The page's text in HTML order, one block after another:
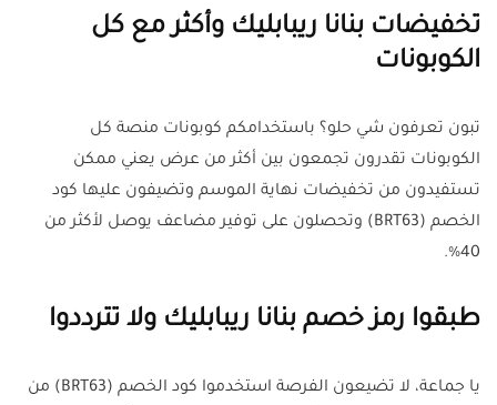
تخفيضات بنانا ريبابليك وأكثر مع كل
الكوبونات
تبون تعرفون شي حلو؟ باستخدامكم كوبونات منصة كل
الكوبونات تقدرون تجمعون بين أكثر من عرض يعني ممكن
تستفيدون من تخفيضات نهاية الموسم وتضيفون عليها كود
الخصم (BRT63) وتحصلون على توفير مضاعف يوصل لأكثر من
40%.
طبقوا رمز خصم بنانا ريبابليك ولا تترددوا
يا جماعة، لا تضيعون الفرصة استخدموا كود الخصم (BRT63) من